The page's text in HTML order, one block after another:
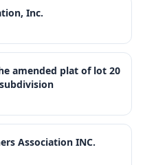
Inc.
amended plat of lot 20
Association INC.